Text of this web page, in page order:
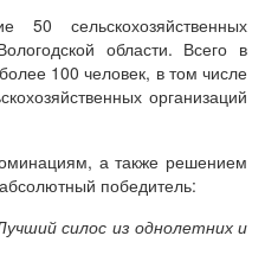
50 сельскохозяйственных
области. Всего в
100 человек, в том числе
организаций
а также решением
победитель:
силос из однолетних и